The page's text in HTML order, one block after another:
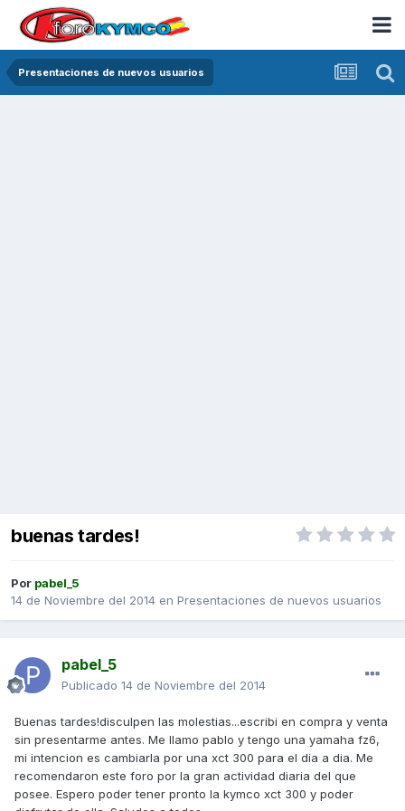
Presentaciones de nuevos usuarios
buenas tardes!
Por pabel_5
14 de Noviembre del 2014 en Presentaciones de nuevos usuarios
pabel_5
Publicado 14 de Noviembre del 2014
Buenas tardes!disculpen las molestias...escribi en compra y venta
sin presentarme antes. Me llamo pablo y tengo una yamaha fz6,
mi intencion es cambiarla por una xct 300 para el dia a dia. Me
recomendaron este foro por la gran actividad diaria del que
posee. Espero poder tener pronto la kymco xct 300 y poder